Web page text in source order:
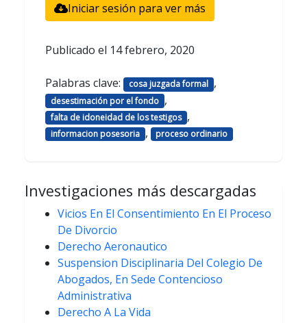
Iniciar sesión para ver más
Publicado el 14 febrero, 2020
Palabras clave: cosa juzgada formal ,
desestimación por el fondo ,
falta de idoneidad de los testigos ,
informacion posesoria , proceso ordinario
Investigaciones más descargadas
Vicios En El Consentimiento En El Proceso
De Divorcio
Derecho Aeronautico
Suspension Disciplinaria Del Colegio De
Abogados, En Sede Contencioso
Administrativa
Derecho A La Vida